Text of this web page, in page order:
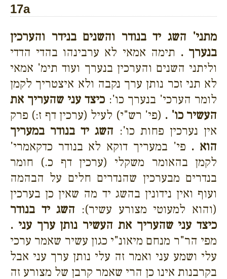
17a
מתני' השג יד בנודר והשנים בנידר והערכין
בנערך . תימה אמאי לא ערבינהו בהדי הדדי
וליתני השנים והערכין בנערך ועוד תימ' אמאי
לא תני זכר נותן ערך נקבה ולא איצטריך לקמן
לומר הערכי' בנערך כו': כיצד עני שהעריך את
העשיר כו' . (פי' רש"י) לעיל (ערכין דף ז:) פרק
אין נערכין פחות כו': השג יד בנודר במעריך
הוא . פי' במעריך דוקא לא בנודר כדקאמרי'
לקמן בהאומר משקלי (ערכין דף כ.) חומר
בנדרים מבערכין שהנדרים חלים על הבהמה
ועוף ואין נידונין בהשג יד מה שאין כן בערכין
(והוא למעוטי מצורע עשיר): השג יד בנודר
כיצד עני שהעריך את העשיר נותן ערך עני .
מפי הר"ר מנחם מיאונ"י כגון עשיר שאמר ערכי
עלי ושמע עני ואמר זה עלי נותן ערך עני אבל
בקרבנות אינו כן הרי שאמר קרבן של מצורע זה